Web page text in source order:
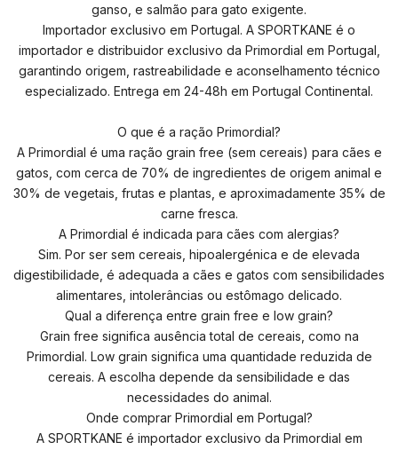
ganso, e salmão para gato exigente.
Importador exclusivo em Portugal. A SPORTKANE é o
importador e distribuidor exclusivo da Primordial em Portugal,
garantindo origem, rastreabilidade e aconselhamento técnico
especializado. Entrega em 24-48h em Portugal Continental.
O que é a ração Primordial?
A Primordial é uma ração grain free (sem cereais) para cães e
gatos, com cerca de 70% de ingredientes de origem animal e
30% de vegetais, frutas e plantas, e aproximadamente 35% de
carne fresca.
A Primordial é indicada para cães com alergias?
Sim. Por ser sem cereais, hipoalergénica e de elevada
digestibilidade, é adequada a cães e gatos com sensibilidades
alimentares, intolerâncias ou estômago delicado.
Qual a diferença entre grain free e low grain?
Grain free significa ausência total de cereais, como na
Primordial. Low grain significa uma quantidade reduzida de
cereais. A escolha depende da sensibilidade e das
necessidades do animal.
Onde comprar Primordial em Portugal?
A SPORTKANE é importador exclusivo da Primordial em